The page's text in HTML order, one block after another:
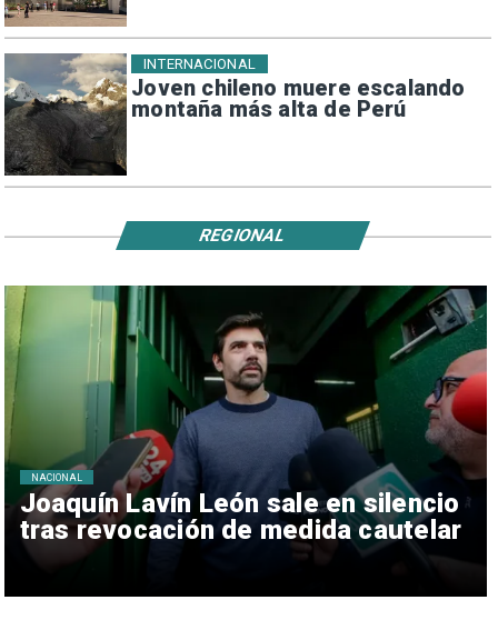
Joven chileno muere escalando
montaña más alta de Perú
INTERNACIONAL
Joaquín Lavín León sale en silencio
tras revocación de medida cautelar
NACIONAL
REGIONAL